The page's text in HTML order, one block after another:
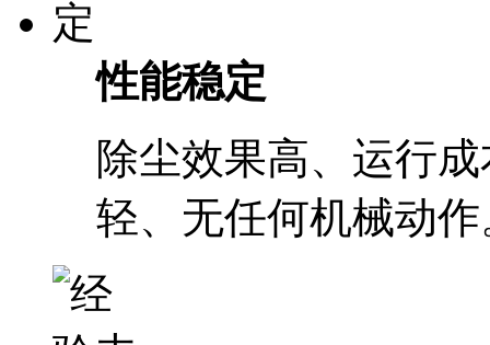
性能稳定
除尘效果高、运行
轻、无任何机械动作